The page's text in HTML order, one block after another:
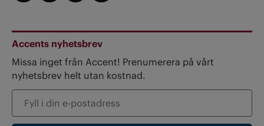
Accents nyhetsbrev
Missa inget från Accent! Prenumerera på vårt
nyhetsbrev helt utan kostnad.